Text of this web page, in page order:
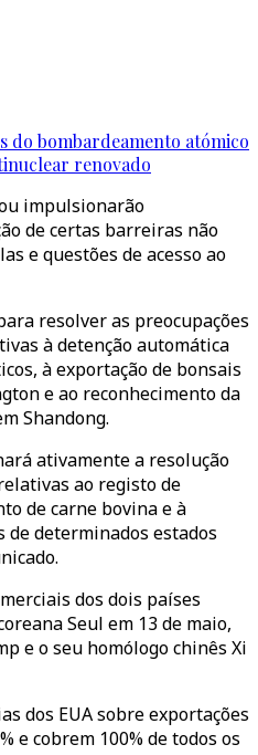
do bombardeamento atómico
renovado
impulsionarão
de certas barreiras não
e questões de acesso ao
resolver as preocupações
à detenção automática
à exportação de bonsais
e ao reconhecimento da
Shandong.
ativamente a resolução
ao registo de
de carne bovina e à
de determinados estados
dos dois países
Seul em 13 de maio,
e o seu homólogo chinês Xi
dos EUA sobre exportações
e cobrem 100% de todos os